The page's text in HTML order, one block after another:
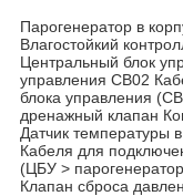
Парогенератор в
Влагостойкий
Центральный блок
управления CB02
блока управления
дренажный клапан
Датчик температуры
Кабеля для
(ЦБУ >
Клапан сброса